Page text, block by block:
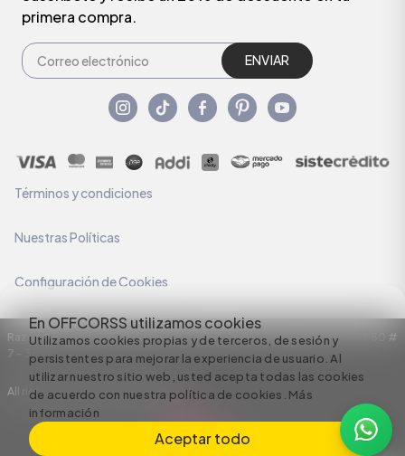
En OFFCORSS utilizamos cookies
Utilizamos cookies propias y de terceros, de sesión y
persistentes para mejorar la experiencia de usuario. Al
utilizar nuestro sitio web, usted acepta todas las cookies
de acuerdo con nuestra política de cookies. Más
información
Aceptar todo
primera compra.
ENVIAR
Términos y condiciones
Nuestras Políticas
Configuración de Cookies
Razón Social: C.I HERMECO S.A. NIT: 890924167-6 Dirección: Carrera 50 #
7 – 35
All rights reserved empowered by